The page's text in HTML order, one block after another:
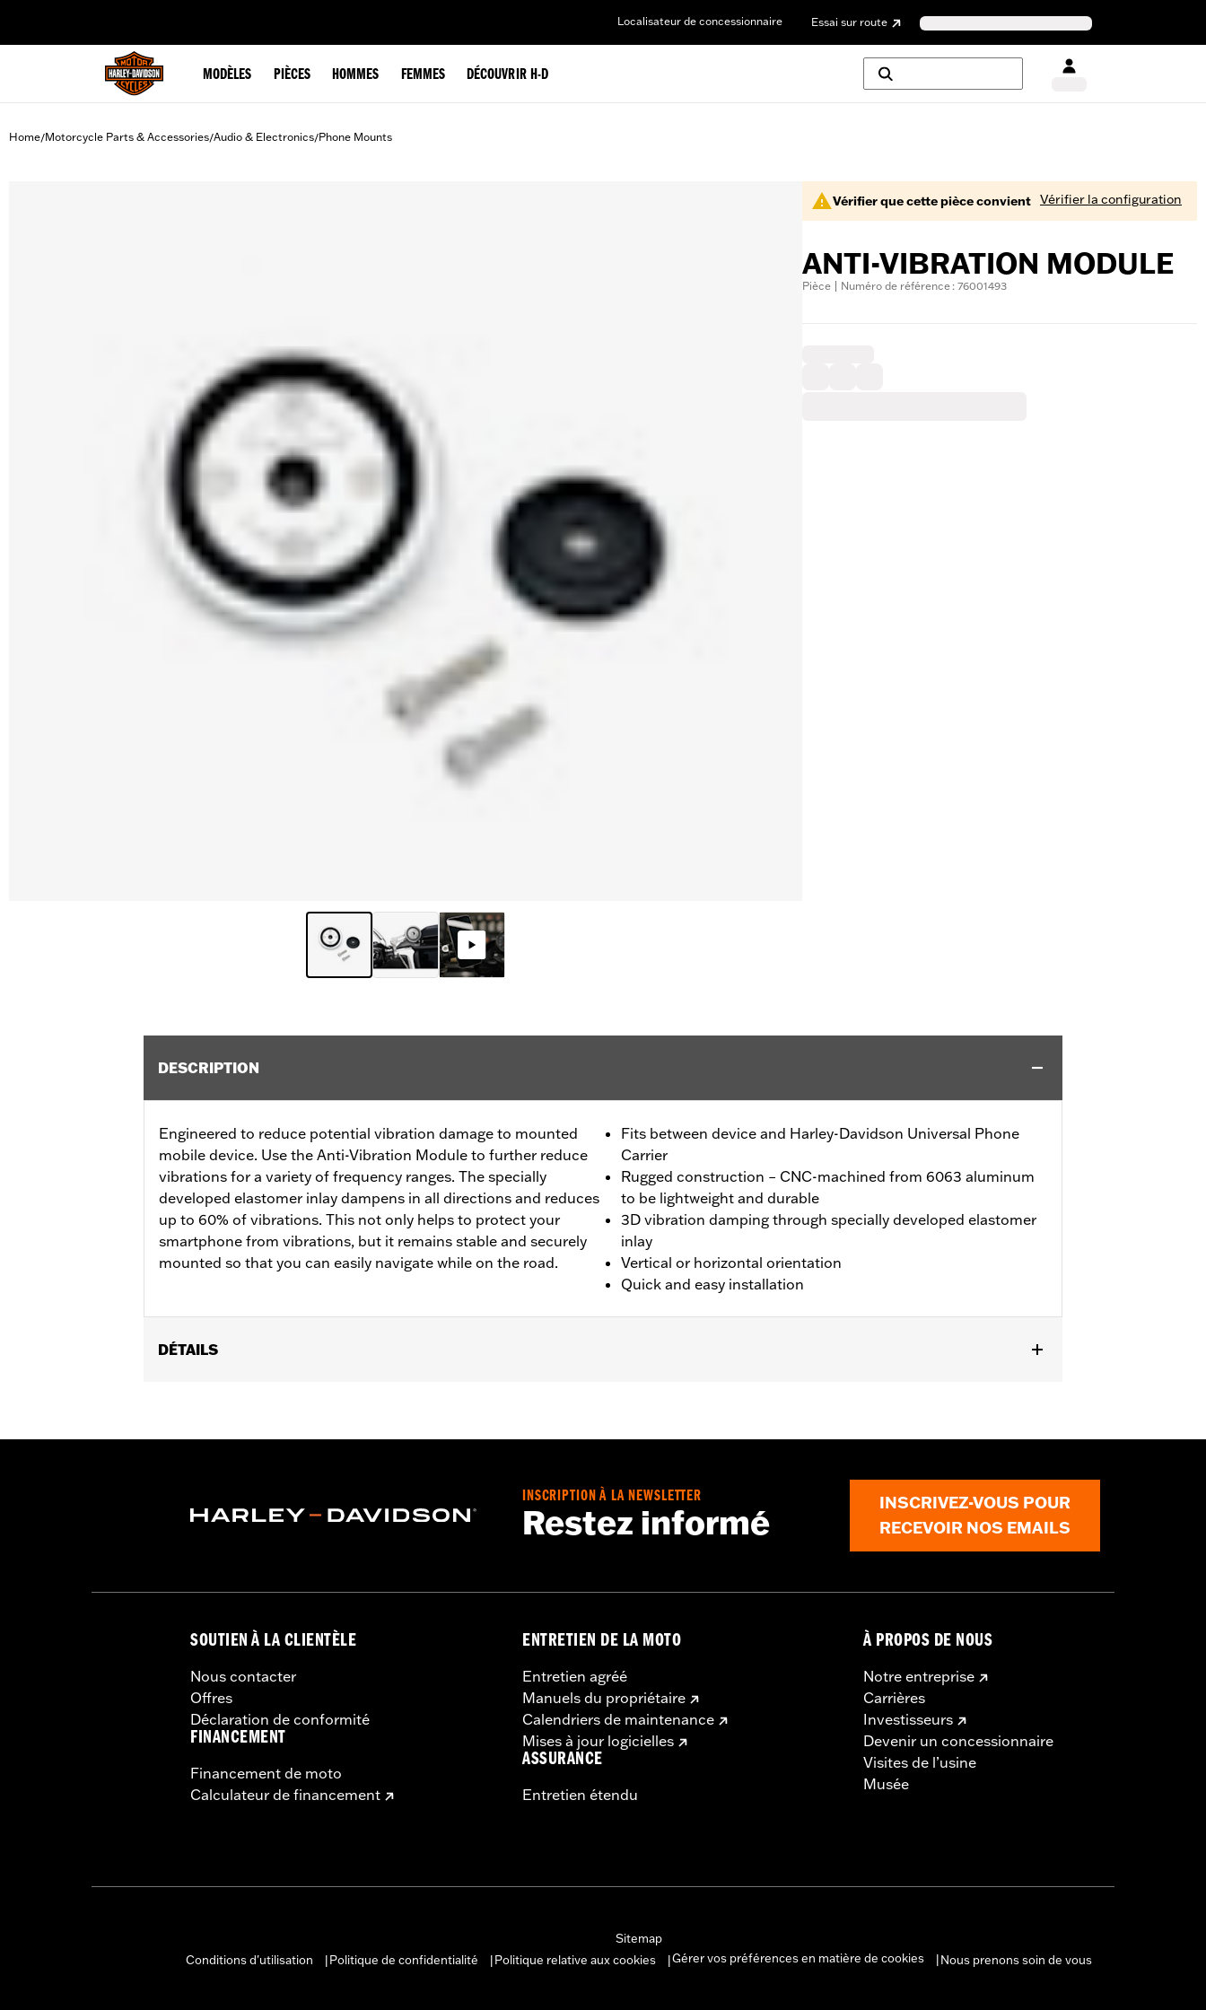
Localisateur de concessionnaire Essai sur route
MODÈLES PIÈCES HOMMES FEMMES DÉCOUVRIR H-D
Home/Motorcycle Parts & Accessories/Audio & Electronics/Phone Mounts
Vérifier que cette pièce convient Vérifier la configuration
ANTI-VIBRATION MODULE
Pièce | Numéro de référence : 76001493
DESCRIPTION
Engineered to reduce potential vibration damage to mounted
mobile device. Use the Anti-Vibration Module to further reduce
vibrations for a variety of frequency ranges. The specially
developed elastomer inlay dampens in all directions and reduces
up to 60% of vibrations. This not only helps to protect your
smartphone from vibrations, but it remains stable and securely
mounted so that you can easily navigate while on the road.
Fits between device and Harley-Davidson Universal Phone
Carrier
Rugged construction – CNC-machined from 6063 aluminum
to be lightweight and durable
3D vibration damping through specially developed elastomer
inlay
Vertical or horizontal orientation
Quick and easy installation
DÉTAILS
Installation Instructions
INSCRIPTION À LA NEWSLETTER
Restez informé
INSCRIVEZ-VOUS POUR
RECEVOIR NOS EMAILS
SOUTIEN À LA CLIENTÈLE
Nous contacter
Offres
Déclaration de conformité
FINANCEMENT
Financement de moto
Calculateur de financement
ENTRETIEN DE LA MOTO
Entretien agréé
Manuels du propriétaire
Calendriers de maintenance
Mises à jour logicielles
ASSURANCE
Entretien étendu
À PROPOS DE NOUS
Notre entreprise
Carrières
Investisseurs
Devenir un concessionnaire
Visites de l’usine
Musée
Sitemap
Conditions d'utilisation
Politique de confidentialité Politique relative aux cookies Gérer vos préférences en matière de cookies Nous prenons soin de vous